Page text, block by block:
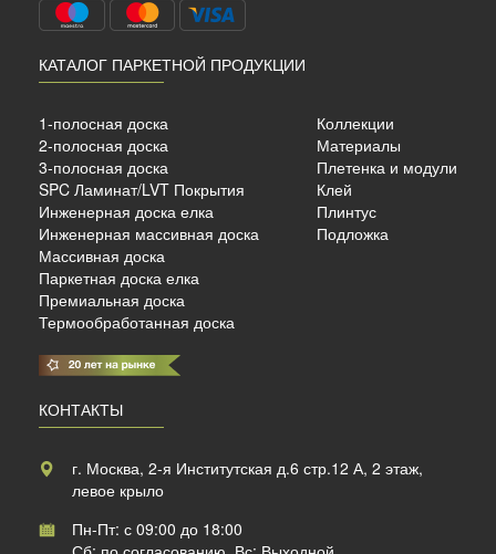
м²
КАТАЛОГ ПАРКЕТНОЙ ПРОДУКЦИИ
1-полосная доска
2-полосная доска
3-полосная доска
SPC Ламинат/LVT Покрытия
Инженерная доска елка
Инженерная массивная доска
Массивная доска
Паркетная доска елка
Премиальная доска
Термообработанная доска
Коллекции
Материалы
Плетенка и модули
Клей
Плинтус
Подложка
КОНТАКТЫ
г. Москва, 2-я Институтская д.6 стр.12 А, 2 этаж,
левое крыло
Пн-Пт: с 09:00 до 18:00